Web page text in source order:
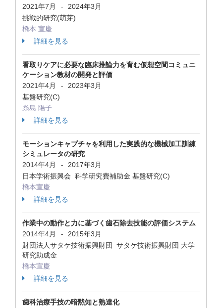
2021年7月
-
2024年3月
挑戦的研究(萌芽)
橋本 宣慶
詳細を見る
看取りケアに必要な臨床推論力を育む仮想空間コミュニ
ケーション教材の開発と評価
2021年4月
-
2023年3月
基盤研究(C)
糸島 陽子
詳細を見る
モーションキャプチャを利用した実践的な機械加工訓練
シミュレータの研究
2014年4月
-
2017年3月
日本学術振興会 科学研究費補助金 基盤研究(C)
橋本宣慶
詳細を見る
作業中の動作と力に基づく歯石除去技能の評価システム
2014年4月
-
2015年3月
財団法人サタケ技術振興財団 サタケ技術振興財団 大学
研究助成金
橋本宣慶
詳細を見る
歯科治療手技の暗黙知と熟達化